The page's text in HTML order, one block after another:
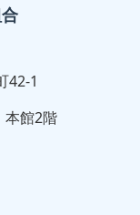
42-1
館2階